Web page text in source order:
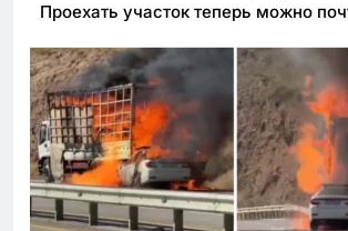
Проехать участок теперь можно